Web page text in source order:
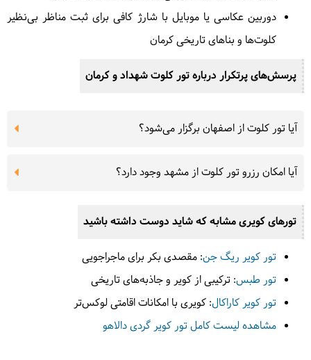
دوربین عکاسی یا موبایل با شارژ کافی برای ثبت مناظر بی‌نظیر
کلوت‌ها و بناهای تاریخی کرمان
پرسش‌های پرتکرار درباره تور کلوت شهداد و کرمان
آیا تور کلوت از اصفهان برگزار می‌شود؟
آیا امکان رزرو تور کلوت از مشهد وجود دارد؟
تورهای کویری مشابه که شاید دوست داشته باشید
تور کویر ریگ جن: مقصدی بکر برای ماجراجویی
تور طبس: ترکیبی از کویر و جاذبه‌های تاریخی
تور کویر کاراکال: کویری با امکانات اقامتی لوکس‌تر
مشاهده لیست کامل تور کویر گردی دالاهو